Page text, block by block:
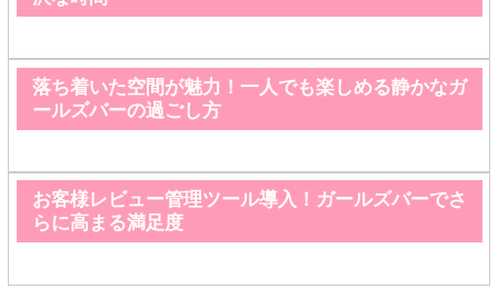
落ち着いた空間が魅力！一人でも楽しめる静かなガ
ールズバーの過ごし方
お客様レビュー管理ツール導入！ガールズバーでさ
らに高まる満足度